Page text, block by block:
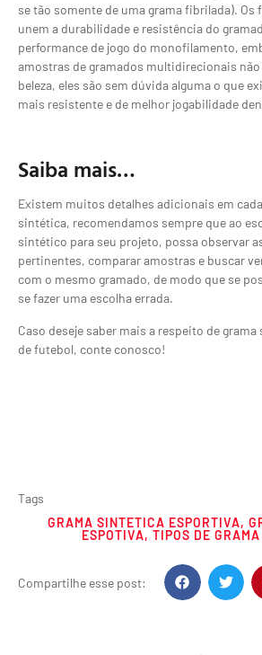
se tão somente de uma grama fibrilada).
unem a durabilidade e resistência do
performance de jogo do monofilamento,
amostras de gramados multidirecionais não
beleza, eles são sem dúvida alguma o que
mais resistente e de melhor jogabilidade
Saiba mais…
Existem muitos detalhes adicionais em
sintética, recomendamos sempre que ao
sintético para seu projeto, possa observar
pertinentes, comparar amostras e buscar
com o mesmo gramado, de modo que se
se fazer uma escolha errada.
Caso deseje saber mais a respeito de
de futebol, conte conosco!
Tags
GRAMA SINTETICA ESPORTIVA,
ESPOTIVA, TIPOS DE
Compartilhe esse post: